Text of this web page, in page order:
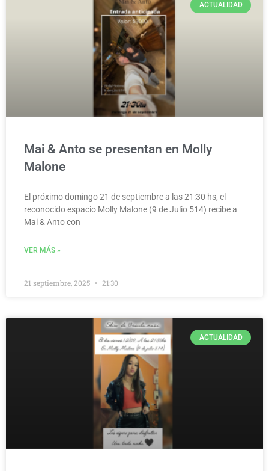
ACTUALIDAD
Mai & Anto se presentan en Molly
Malone
El próximo domingo 21 de septiembre a las 21:30 hs, el
reconocido espacio Molly Malone (9 de Julio 514) recibe a
Mai & Anto con
VER MÁS »
21 septiembre, 2025 21:30
ACTUALIDAD